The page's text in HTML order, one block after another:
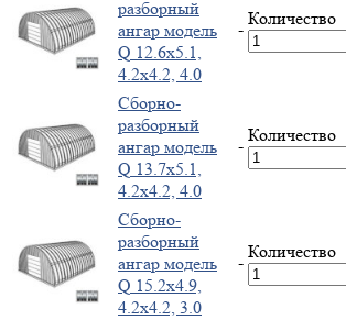
разборный
ангар модель
Q 12.6x5.1,
4.2x4.2, 4.0
-
Количество
Cборно-
разборный
ангар модель
Q 13.7x5.1,
4.2x4.2, 4.0
-
Количество
Cборно-
разборный
ангар модель
Q 15.2x4.9,
4.2x4.2, 3.0
-
Количество